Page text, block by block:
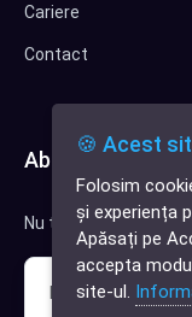
Cariere
Contact
Abonează-te la
Nu trimitem spam,
🍪 Acest
Folosim
și experiența
Apăsați pe
accepta
site-ul.